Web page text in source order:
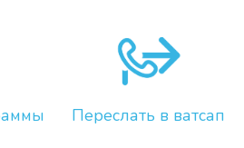
Переслать в ватсап